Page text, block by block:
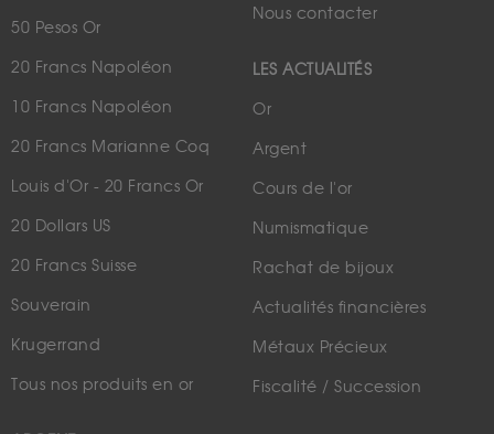
50 Pesos Or
20 Francs Napoléon
10 Francs Napoléon
20 Francs Marianne Coq
Louis d'Or - 20 Francs Or
20 Dollars US
20 Francs Suisse
Souverain
Krugerrand
Tous nos produits en or
Nous contacter
LES ACTUALITÉS
Or
Argent
Cours de l'or
Numismatique
Rachat de bijoux
Actualités financières
Métaux Précieux
Fiscalité / Succession